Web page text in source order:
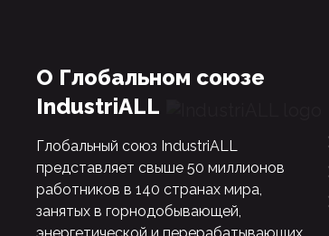
О Глобальном союзе
IndustriALL
Глобальный союз IndustriALL
представляет свыше 50 миллионов
работников в 140 странах мира,
занятых в горнодобывающей,